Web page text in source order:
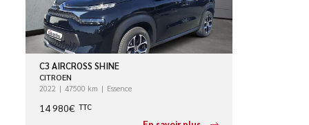
C3 AIRCROSS SHINE
CITROEN
2022 47500 km Essence
14 980€ TTC